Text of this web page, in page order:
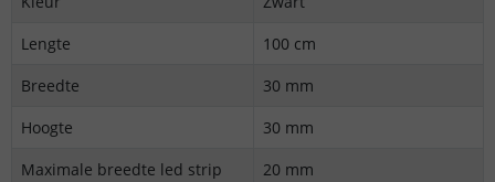
Lengte
100 cm
Breedte
30 mm
Hoogte
30 mm
Maximale breedte led strip
20 mm